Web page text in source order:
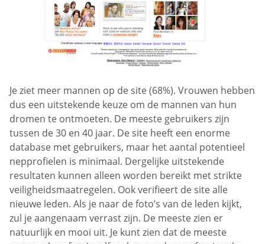
Je ziet meer mannen op de site (68%). Vrouwen hebben
dus een uitstekende keuze om de mannen van hun
dromen te ontmoeten. De meeste gebruikers zijn
tussen de 30 en 40 jaar. De site heeft een enorme
database met gebruikers, maar het aantal potentieel
nepprofielen is minimaal. Dergelijke uitstekende
resultaten kunnen alleen worden bereikt met strikte
veiligheidsmaatregelen. Ook verifieert de site alle
nieuwe leden. Als je naar de foto’s van de leden kijkt,
zul je aangenaam verrast zijn. De meeste zien er
natuurlijk en mooi uit. Je kunt zien dat de meeste